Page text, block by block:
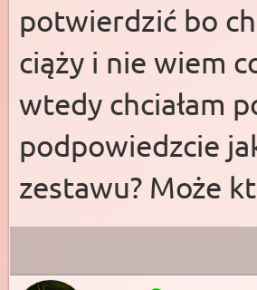
potwierdzić bo
ciąży i nie wiem
wtedy chciałam
podpowiedzcie
zestawu? Może